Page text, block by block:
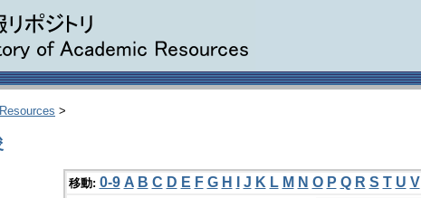
>
移動: 0-9 A B C D E F G H J K L M N O P Q R S T U V